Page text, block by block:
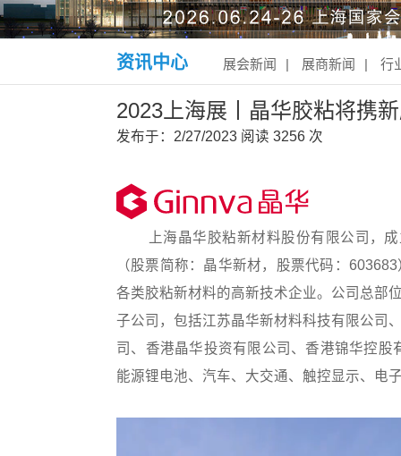
资讯中心 展会新闻 | 展商新闻 | 行
2023上海展丨晶华胶粘将携
发布于：2/27/2023 阅读 3256 次
上海晶华胶粘新材料股份有限公司，成
（股票简称：晶华新材，股票代码：
各类胶粘新材料的高新技术企业。公司总部
子公司，包括江苏晶华新材料科技有限公司
司、香港晶华投资有限公司、香港锦华控
能源锂电池、汽车、大交通、触控显示、电